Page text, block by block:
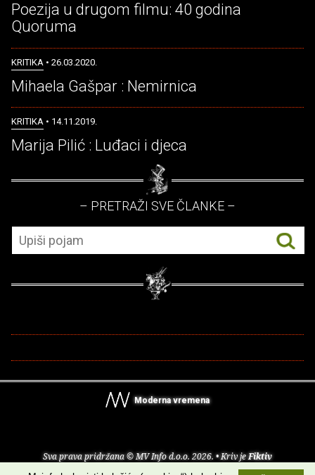
Poezija u drugom filmu: 40 godina
Quoruma
KRITIKA • 26.03.2020.
Mihaela Gašpar : Nemirnica
KRITIKA • 14.11.2019.
Marija Pilić : Luđaci i djeca
– PRETRAŽI SVE ČLANKE –
Moderna vremena
Sva prava pridržana © MV Info d.o.o. 2026. • Kriv jeFiktiv